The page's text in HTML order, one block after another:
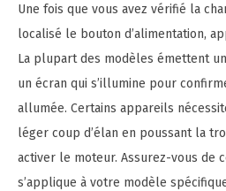
Une fois que vous avez vérifié la
localisé le bouton d’alimentation,
La plupart des modèles émettent
un écran qui s’illumine pour
allumée. Certains appareils
léger coup d’élan en poussant la
activer le moteur. Assurez-vous de
s’applique à votre modèle